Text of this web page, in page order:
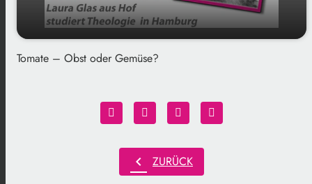
play_arrow Gedankenstrich am 04.08.2025
Tomate – Obst oder Gemüse?
chevron_left ZURÜCK